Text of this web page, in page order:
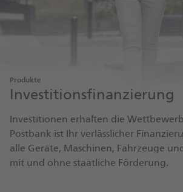
Produkte
Investitions­finanzierung
Investitionen erhalten die
Postbank ist Ihr verlässlicher
alle Geräte, Maschinen, Fahrzeuge
mit und ohne staatliche Förderung.